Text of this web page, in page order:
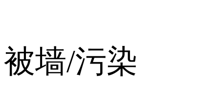
被墙/污染